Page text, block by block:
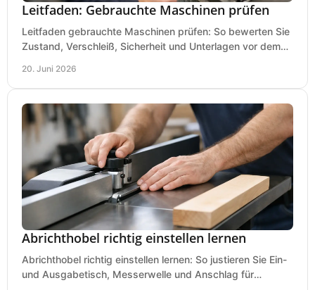
Leitfaden: Gebrauchte Maschinen prüfen
Leitfaden gebrauchte Maschinen prüfen: So bewerten Sie
Zustand, Verschleiß, Sicherheit und Unterlagen vor dem
20. Juni 2026
Abrichthobel richtig einstellen lernen
Abrichthobel richtig einstellen lernen: So justieren Sie Ein-
und Ausgabetisch, Messerwelle und Anschlag für